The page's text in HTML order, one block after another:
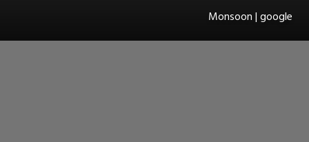
Monsoon | google